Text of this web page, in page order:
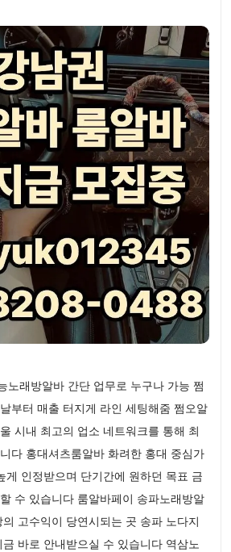
노래방알바 간단 업무로 누구나 가능 쩜
부터 매출 터지게 라인 세팅해줌 쩜오알
시내 최고의 업소 네트워크를 통해 최
다 홍대셔츠룸알바 화려한 홍대 중심가
게 인정받으며 단기간에 원하던 목표 금
수 있습니다 룸알바페이 송파노래방알
고수익이 당연시되는 곳 송파 노다지
바로 안내받으실 수 있습니다 역삼노